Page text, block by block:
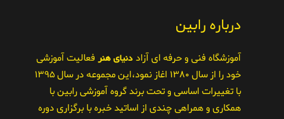
درباره رابین
آموزشگاه فنی و حرفه ای آزاد دنیای هنر فعالیت آموزشی
خود را از سال ۱۳۸۰ اغاز نمود،این مجموعه در سال ۱۳۹۵
با تغییرات اساسی و تحت برند گروه آموزشی رابین با
همکاری و همراهی چندی از اساتید خبره با برگزاری دوره